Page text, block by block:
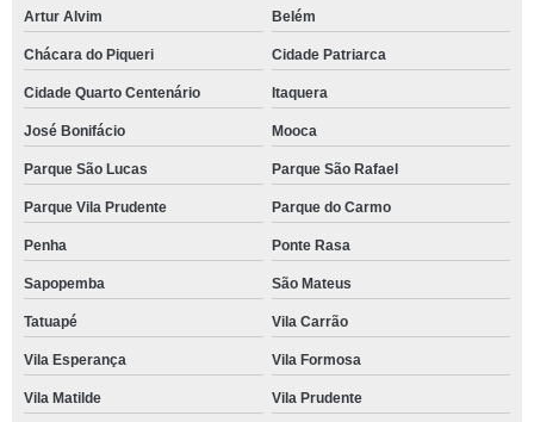
Artur Alvim Belém
Chácara do Piqueri Cidade Patriarca
Cidade Quarto Centenário Itaquera
José Bonifácio Mooca
Parque São Lucas Parque São Rafael
Parque Vila Prudente Parque do Carmo
Penha Ponte Rasa
Sapopemba São Mateus
Tatuapé Vila Carrão
Vila Esperança Vila Formosa
Vila Matilde Vila Prudente